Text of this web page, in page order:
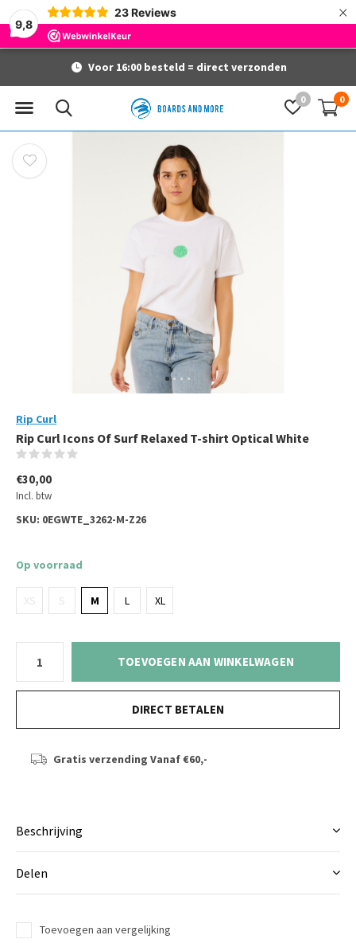
9,8
23 Reviews ×
0 0
Voor 16:00 besteld = direct verzonden
Rip Curl
Rip Curl Icons Of Surf Relaxed T-shirt Optical White
€30,00
Incl. btw
SKU: 0EGWTE_3262-M-Z26
Op voorraad
XS S M L XL
TOEVOEGEN AAN WINKELWAGEN
DIRECT BETALEN
Gratis verzending Vanaf €60,-
Beschrijving
Delen
Toevoegen aan vergelijking